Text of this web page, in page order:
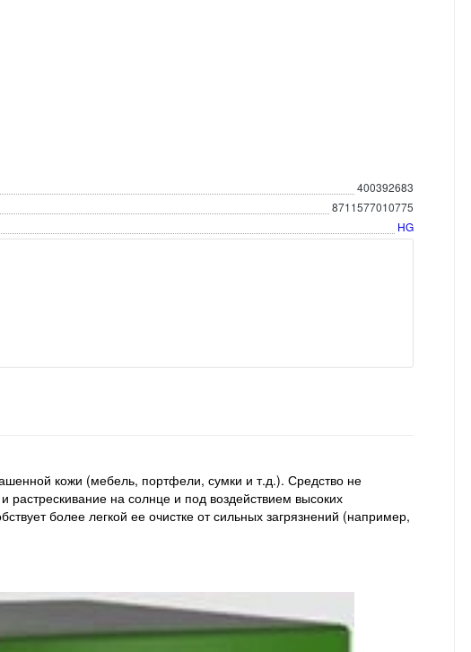
400392683
8711577010775
HG
кожи (мебель, портфели, сумки и т.д.). Средство не
на солнце и под воздействием высоких
более легкой ее очистке от сильных загрязнений (например,